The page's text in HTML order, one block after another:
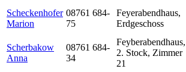
Scheckenhofer
Marion
08761 684-
75
Feyerabendhaus,
Erdgeschoss
Scherbakow
Anna
08761 684-
34
Feyberabendhaus,
2. Stock, Zimmer
21